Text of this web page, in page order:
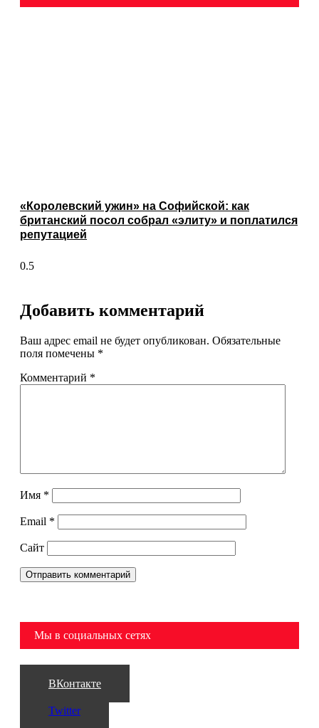
«Королевский ужин» на Софийской: как
британский посол собрал «элиту» и поплатился
репутацией
Добавить комментарий
Ваш адрес email не будет опубликован. Обязательные
поля помечены *
Комментарий *
Имя *
Email *
Сайт
Мы в социальных сетях
ВКонтакте
Twitter